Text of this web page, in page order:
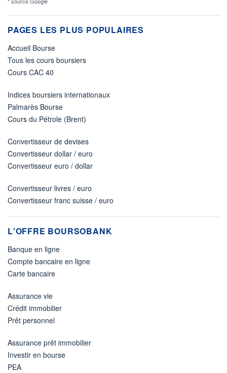
PAGES LES PLUS POPULAIRES
Accueil Bourse
Tous les cours boursiers
Cours CAC 40
Indices boursiers internationaux
Palmarès Bourse
Cours du Pétrole (Brent)
Convertisseur de devises
Convertisseur dollar / euro
Convertisseur euro / dollar
Convertisseur livres / euro
Convertisseur franc suisse / euro
L'OFFRE BOURSOBANK
Banque en ligne
Compte bancaire en ligne
Carte bancaire
Assurance vie
Crédit immobilier
Prêt personnel
Assurance prêt immobilier
Investir en bourse
PEA